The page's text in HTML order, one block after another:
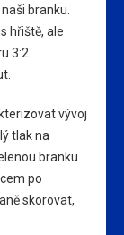
branku.
hřiště, ale
3:2.
vývoj
tlak na
branku
po
skorovat,